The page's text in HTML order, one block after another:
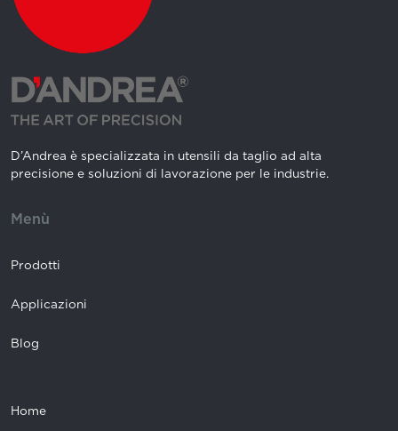
D’Andrea è specializzata in utensili da taglio ad alta
precisione e soluzioni di lavorazione per le industrie.
Menù
Prodotti
Applicazioni
Blog
Home